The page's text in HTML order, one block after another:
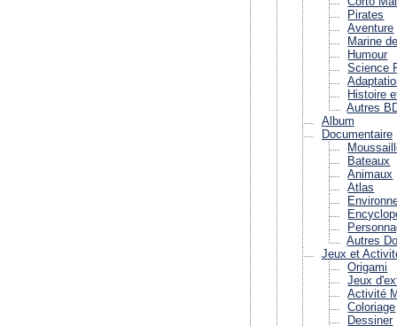
Pirates
Aventure
Marine
Humour
Science
Histoire
Autres
Album
Documentaire
Bateaux
Animaux
Atlas
Autres
Jeux et
Origami
Jeux
Activité
Coloriage
Dessiner